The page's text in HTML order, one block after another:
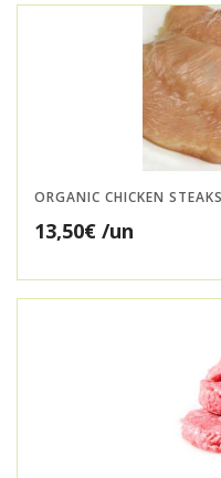
ORGANIC CHICKEN STEAKS
13,50€ /un